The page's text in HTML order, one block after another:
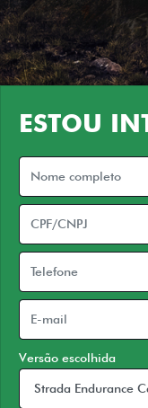
ESTOU
Versão escolhida